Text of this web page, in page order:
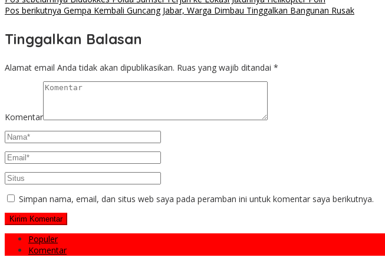
Pos berikutnya Gempa Kembali Guncang Jabar, Warga Dimbau Tinggalkan Bangunan Rusak
Tinggalkan Balasan
Alamat email Anda tidak akan dipublikasikan. Ruas yang wajib ditandai *
Komentar
Simpan nama, email, dan situs web saya pada peramban ini untuk komentar saya berikutnya.
Populer
Komentar